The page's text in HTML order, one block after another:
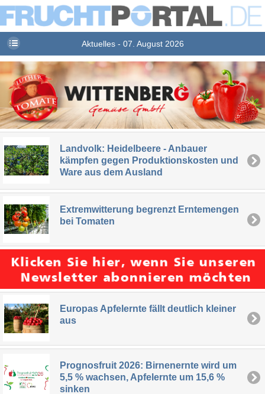
Aktuelles - 07. August 2026
Landvolk: Heidelbeere - Anbauer
kämpfen gegen Produktionskosten und
Ware aus dem Ausland
Extremwitterung begrenzt Erntemengen
bei Tomaten
Europas Apfelernte fällt deutlich kleiner
aus
Prognosfruit 2026: Birnenernte wird um
5,5 % wachsen, Apfelernte um 15,6 %
sinken